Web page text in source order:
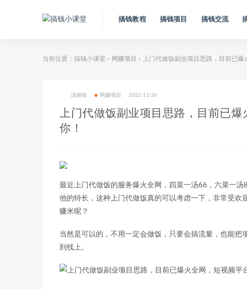
搞钱教程 搞钱项目 搞钱交流
当前位置： 搞钱小课堂 > 网赚项目 > 上门代做饭副业项目思路，目前已爆
汤姆猫 网赚项目 2022-11-26
上门代做饭副业项目思路，目前已
你！
最近上门代做饭的服务爆火全网，四菜一汤66，六菜一
他的特长，这种上门代做饭真的可以考虑一下，非常受
赚米呢？
当然是可以的，不用一定会做饭，只要会搞流量，也能
到线上。